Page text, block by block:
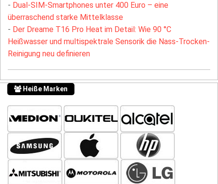
- Dual-SIM-Smartphones unter 400 Euro – eine
überraschend starke Mittelklasse
- Der Dreame T16 Pro Heat im Detail: Wie 90 °C
Heißwasser und multispektrale Sensorik die Nass-Trocken-
Reinigung neu definieren
Heiße Marken